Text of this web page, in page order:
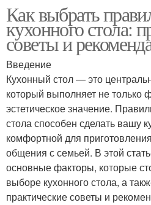
Как выбрать
кухонного стола:
советы и
Введение
Кухонный стол — это
который выполняет не только
эстетическое значение.
стола способен сделать вашу
комфортной для
общения с семьей. В этой
основные факторы, которые
выборе кухонного стола, а
практические советы и